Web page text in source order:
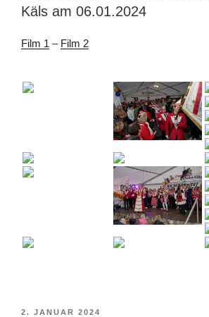
Käls am 06.01.2024
Film 1 – Film 2
VERÖFFENTLICHT
2. JANUAR 2024